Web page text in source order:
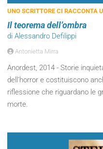
UNO SCRITTORE CI RACCONTA
Il teorema dell’ombra
di Alessandro Defilippi
Antonietta Mirra
Anordest, 2014 - Storie
dell’horror e costituiscono
riflessione che riguardano le
morte.